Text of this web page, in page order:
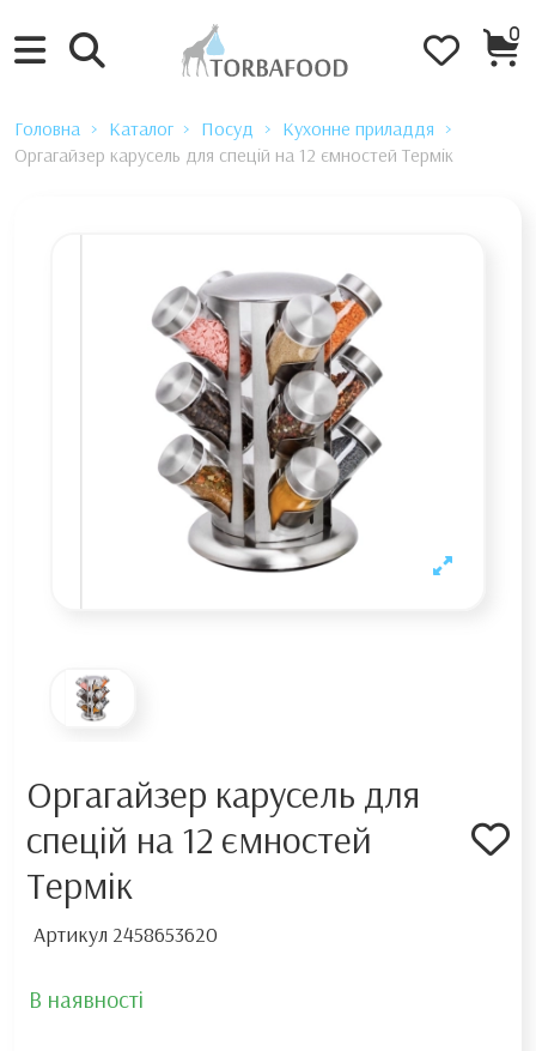
0
Головна Каталог Посуд
Кухонне приладдя
Оргагайзер карусель для спецій на 12 ємностей Термік
Оргагайзер карусель для
спецій на 12 ємностей
Термік
Артикул 2458653620
В наявності